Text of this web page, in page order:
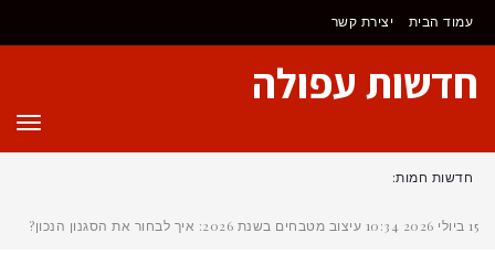
לתוכן
עמוד הבית יצירת קשר
חדשות עפולה
חדשות חמות:
15 ביולי 2026 10:34 עיצוב מטבחים בשנת 2026: איך לבחור את הסגנון הנכון?